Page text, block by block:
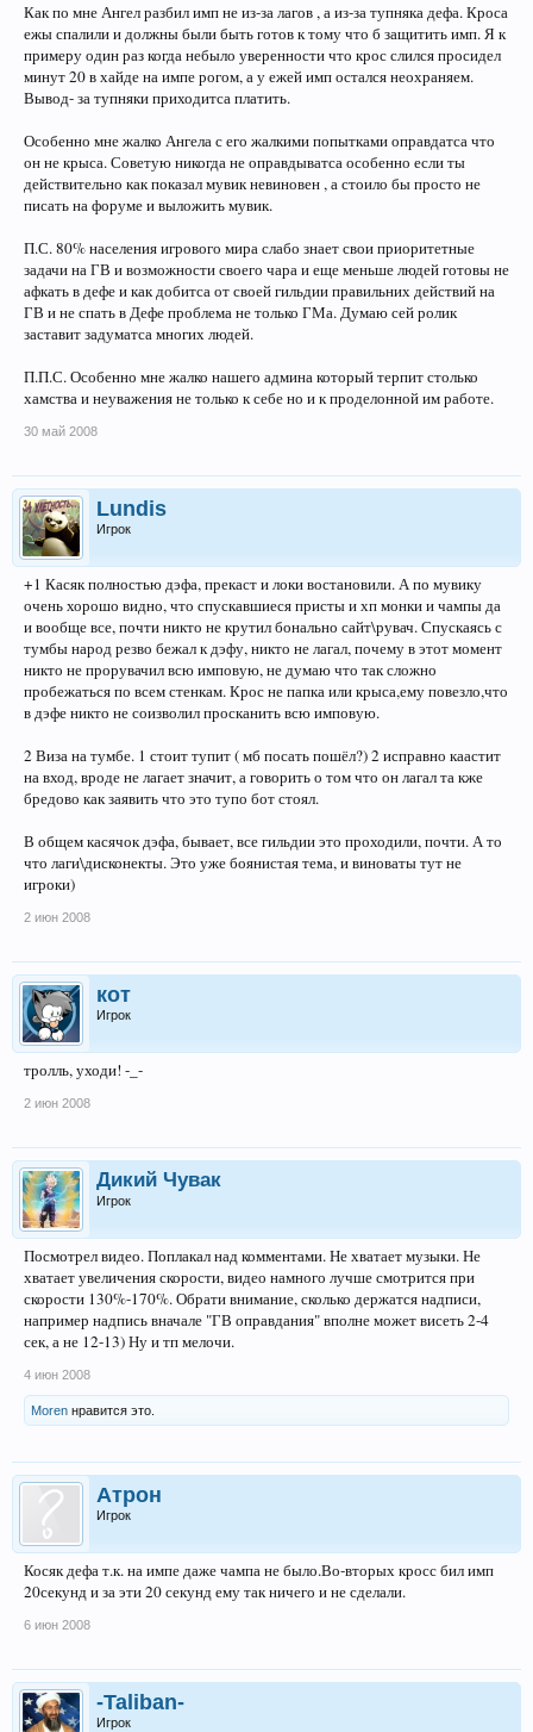
Как по мне Ангел разбил имп не из-за лагов , а из-за тупняка дефа. Кроса
ежы спалили и должны были быть готов к тому что б защитить имп. Я к
примеру один раз когда небыло уверенности что крос слился просидел
минут 20 в хайде на импе рогом, а у ежей имп остался неохраняем.
Вывод- за тупняки приходитса платить.
Особенно мне жалко Ангела с его жалкими попытками оправдатса что
он не крыса. Советую никогда не оправдыватса особенно если ты
действительно как показал мувик невиновен , а стоило бы просто не
писать на форуме и выложить мувик.
П.С. 80% населения игрового мира слабо знает свои приоритетные
задачи на ГВ и возможности своего чара и еще меньше людей готовы не
афкать в дефе и как добитса от своей гильдии правильних действий на
ГВ и не спать в Дефе проблема не только ГМа. Думаю сей ролик
заставит задуматса многих людей.
П.П.С. Особенно мне жалко нашего админа который терпит столько
хамства и неуважения не только к себе но и к проделонной им работе.
30 май 2008
Lundis
Игрок
+1 Касяк полностью дэфа, прекаст и локи востановили. А по мувику
очень хорошо видно, что спускавшиеся присты и хп монки и чампы да
и вообще все, почти никто не крутил бонально сайт\рувач. Спускаясь с
тумбы народ резво бежал к дэфу, никто не лагал, почему в этот момент
никто не прорувачил всю имповую, не думаю что так сложно
пробежаться по всем стенкам. Крос не папка или крыса,ему повезло,что
в дэфе никто не соизволил просканить всю имповую.
2 Виза на тумбе. 1 стоит тупит ( мб посать пошёл?) 2 исправно каастит
на вход, вроде не лагает значит, а говорить о том что он лагал та кже
бредово как заявить что это тупо бот стоял.
В общем касячок дэфа, бывает, все гильдии это проходили, почти. А то
что лаги\дисконекты. Это уже боянистая тема, и виноваты тут не
игроки)
2 июн 2008
кот
Игрок
тролль, уходи! -_-
2 июн 2008
Дикий Чувак
Игрок
Посмотрел видео. Поплакал над комментами. Не хватает музыки. Не
хватает увеличения скорости, видео намного лучше смотрится при
скорости 130%-170%. Обрати внимание, сколько держатся надписи,
например надпись вначале "ГВ оправдания" вполне может висеть 2-4
сек, а не 12-13) Ну и тп мелочи.
4 июн 2008
Moren нравится это.
Атрон
Игрок
Косяк дефа т.к. на импе даже чампа не было.Во-вторых кросс бил имп
20секунд и за эти 20 секунд ему так ничего и не сделали.
6 июн 2008
-Taliban-
Игрок